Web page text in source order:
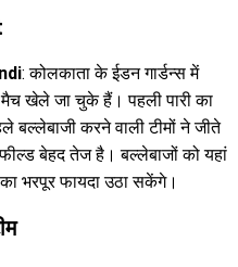
: कोलकाता के ईडन गार्डन्स में
खेले जा चुके हैं। पहली पारी का
करने वाली टीमों ने जीते
बेहद तेज है। बल्लेबाजों को यहां
भरपूर फायदा उठा सकेंगे।